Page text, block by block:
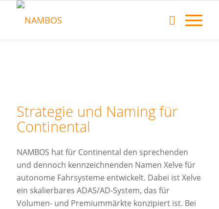
Strategie und Naming für
Continental
NAMBOS hat für Continental den sprechenden
und dennoch kennzeichnenden Namen Xelve für
autonome Fahrsysteme entwickelt. Dabei ist Xelve
ein skalierbares ADAS/AD-System, das für
Volumen- und Premiummärkte konzipiert ist. Bei